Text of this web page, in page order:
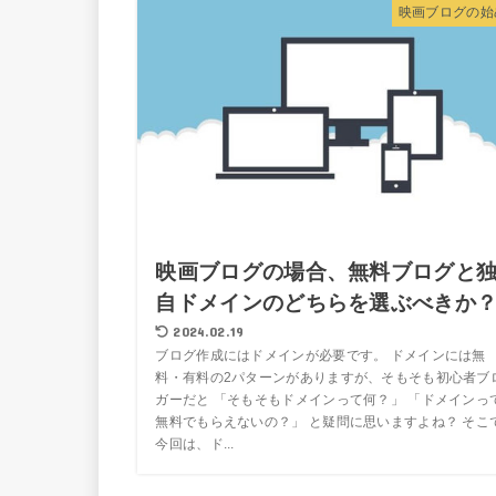
映画ブログの始
映画ブログの場合、無料ブログと独
自ドメインのどちらを選ぶべきか？
2024.02.19
ブログ作成にはドメインが必要です。 ドメインには無
料・有料の2パターンがありますが、そもそも初心者ブ
ガーだと 「そもそもドメインって何？」 「ドメインっ
無料でもらえないの？」 と疑問に思いますよね？ そこ
今回は、ド...